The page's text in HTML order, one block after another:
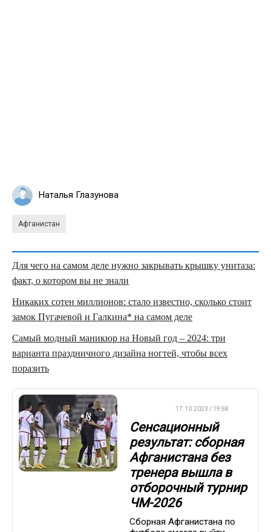
Наталья Глазунова
Афганистан
Для чего на самом деле нужно закрывать крышку унитаза:
факт, о котором вы не знали
Никаких сотен миллионов: стало известно, сколько стоит
замок Пугачевой и Галкина* на самом деле
Самый модный маникюр на Новый год – 2024: три
варианта праздничного дизайна ногтей, чтобы всех
поразить
17.10.2023 / 19:58
Сенсационный
результат: сборная
Афганистана без
тренера вышла в
отборочный турнир
ЧМ-2026
Сборная Афганистана по